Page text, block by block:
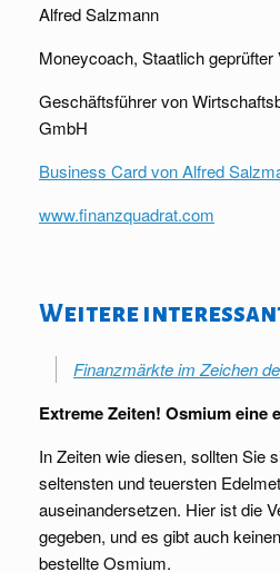
Alfred Salzmann
Moneycoach, Staatlich
Geschäftsführer von
GmbH
Business Card von Alfred
www.finanzquadrat.com
Weitere
Finanzmärkte im Zeichen
Extreme Zeiten! Osmium eine
In Zeiten wie diesen, sollten Sie
seltensten und teuersten
auseinandersetzen. Hier ist die
gegeben, und es gibt auch
bestellte Osmium.